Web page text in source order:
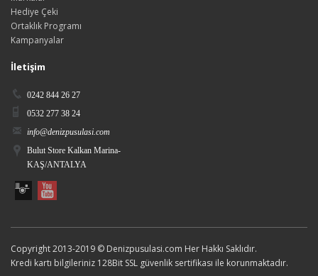
Hediye Çeki
Ortaklık Programı
Kampanyalar
İletişim
0242 844 26 27
0532 277 38 24
info@denizpusulasi.com
Bulut Store Kalkan Marina-
KAŞ/ANTALYA
Copyright 2013-2019 © Denizpusulasi.com Her Hakkı Saklıdır.
Kredi kartı bilgileriniz 128Bit SSL güvenlik sertifikası ile korunmaktadır.